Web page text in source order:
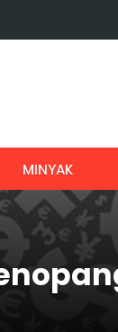
MINYAK